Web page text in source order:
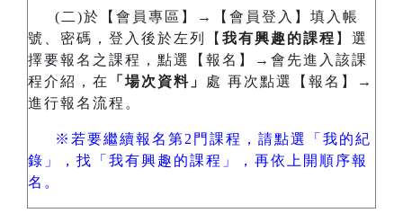
(二)於【會員專區】→【會員登入】填入帳
號、密碼，登入後於左列【 我有興趣的課程 】選
擇要報名之課程，點選【報名】→會先進入該課
程介紹，在
「場次資料」
處 再次點選【報名】→
進行報名流程。
※若要繼續報名第2門課程，請點選「我的紀
錄」，找「我有興趣的課程」，再依上開順序報
名。